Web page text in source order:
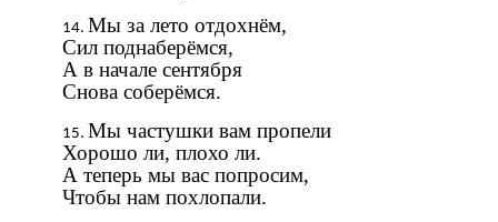
Мы за лето отдохнём,
Сил поднаберёмся,
А в начале сентября
Снова соберёмся.
Мы частушки вам пропели
Хорошо ли, плохо ли.
А теперь мы вас попросим,
Чтобы нам похлопали.